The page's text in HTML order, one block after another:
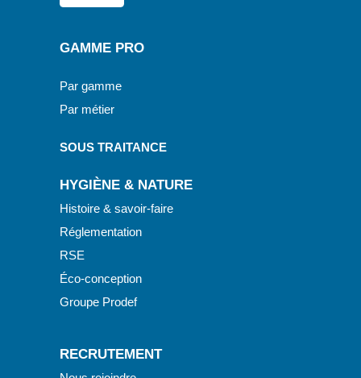
GAMME PRO
Par gamme
Par métier
SOUS TRAITANCE
HYGIÈNE & NATURE
Histoire & savoir-faire
Réglementation
RSE
Éco-conception
Groupe Prodef
RECRUTEMENT